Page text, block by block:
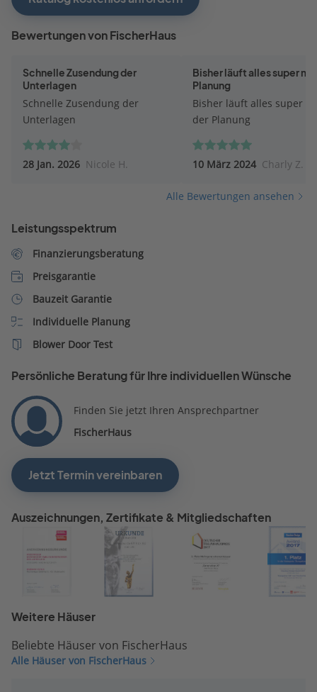
Bewertungen von FischerHaus
Schnelle Zusendung der
Unterlagen
Schnelle Zusendung der
Unterlagen
28 Jan. 2026 Nicole H.
Bisher läuft alles super
Planung
Bisher läuft alles super
der Planung
10 März 2024 Charly Z.
Alle Bewertungen ansehen
Leistungsspektrum
Finanzierungsberatung
Preisgarantie
Bauzeit Garantie
Individuelle Planung
Blower Door Test
Persönliche Beratung für Ihre individuellen Wünsche
Finden Sie jetzt Ihren Ansprechpartner
FischerHaus
Jetzt Termin vereinbaren
Auszeichnungen, Zertifikate & Mitgliedschaften
Weitere Häuser
Beliebte Häuser von FischerHaus
Alle Häuser von FischerHaus